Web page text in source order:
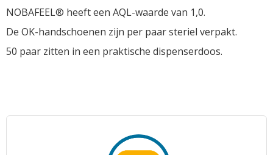
NOBAFEEL® heeft een AQL-waarde van 1,0.
De OK-handschoenen zijn per paar steriel verpakt.
50 paar zitten in een praktische dispenserdoos.